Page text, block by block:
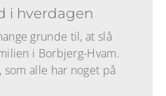
i hverdagen
grunde til, at slå
i Borbjerg-Hvam.
alle har noget på